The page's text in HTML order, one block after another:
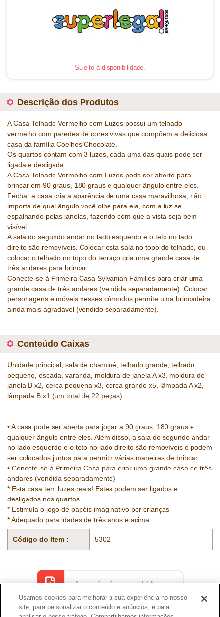
Sujeito à disponibilidade.
Descrição dos Produtos
A Casa Telhado Vermelho com Luzes possui um telhado
vermelho com paredes de cores vivas que compõem a deliciosa
casa da família Coelhos Chocolate.
Os quartos contam com 3 luzes, cada uma das quais pode ser
ligada e desligada.
A Casa Telhado Vermelho com Luzes pode ser aberto para
brincar em 90 graus, 180 graus e qualquer ângulo entre eles.
Fechar a casa cria a aparência de uma casa maravilhosa, não
importa de qual ângulo você olhe para ela, com a luz se
espalhando pelas janelas, fazendo com que a vista seja bem
visível.
A sala do segundo andar no lado esquerdo e o teto no lado
direito são removíveis. Colocar esta sala no topo do telhado, ou
colocar o telhado no topo do terraço cria uma grande casa de
três andares para brincar.
Conecte-se à Primeira Casa Sylvanian Families para criar uma
grande casa de três andares (vendida separadamente). Colocar
personagens e móveis nesses cômodos permite uma brincadeira
ainda mais agradável (vendido separadamente).
Conteúdo Caixas
Unidade principal, sala de chaminé, telhado grande, telhado
pequeno, escada, varanda, moldura de janela A x3, moldura de
janela B x2, cerca pequena x3, cerca grande x5, lâmpada A x2,
lâmpada B x1 (um total de 22 peças)
• A casa pode ser aberta para jogar a 90 graus, 180 graus e
qualquer ângulo entre eles. Além disso, a sala do segundo andar
no lado esquerdo e o teto no lado direito são removíveis e podem
ser colocados juntos para permitir várias maneiras de brincar.
• Conecte-se à Primeira Casa para criar uma grande casa de três
andares (vendida separadamente)
* Esta casa tem luzes reais! Estes podem ser ligados e
desligados nos quartos.
* Estimula o jogo de papéis imaginativo por crianças
* Adequado para idades de três anos e acima
Código do Item : 5302
Imprimir o catálogo
Usamos cookies para melhorar a sua experiência no nosso
site, para personalizar o conteúdo e anúncios, e para